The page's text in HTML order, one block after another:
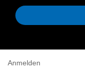
Anmelden